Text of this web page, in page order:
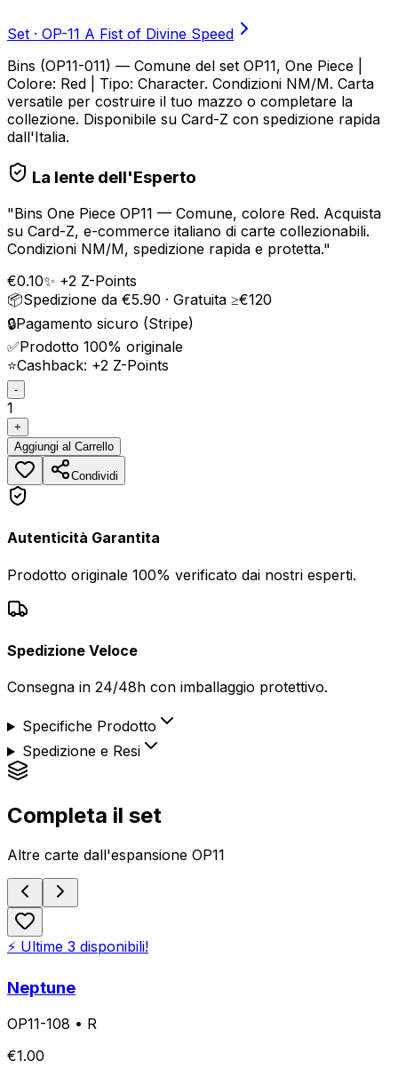
Set · OP-11 A Fist of Divine Speed
Bins (OP11-011) — Comune del set OP11, One Piece |
Colore: Red | Tipo: Character. Condizioni NM/M. Carta
versatile per costruire il tuo mazzo o completare la
collezione. Disponibile su Card-Z con spedizione rapida
dall'Italia.
La lente dell'Esperto
"Bins One Piece OP11 — Comune, colore Red. Acquista
su Card-Z, e-commerce italiano di carte collezionabili.
Condizioni NM/M, spedizione rapida e protetta."
€0.10✨ +2 Z-Points
📦Spedizione da €5.90 · Gratuita ≥€120
🔒Pagamento sicuro (Stripe)
✅Prodotto 100% originale
⭐Cashback: +2 Z-Points
-
1
+
Aggiungi al Carrello
Condividi
Autenticità Garantita
Prodotto originale 100% verificato dai nostri esperti.
Spedizione Veloce
Consegna in 24/48h con imballaggio protettivo.
Specifiche Prodotto
Spedizione e Resi
Completa il set
Altre carte dall'espansione OP11
⚡ Ultime 3 disponibili!
Neptune
OP11-108 • R
€1.00